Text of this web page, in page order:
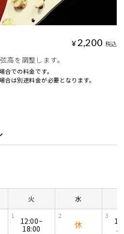
¥ 2,200 税込
高を調整します。
での料金です。
は別途料金が必要となります。
火 水
1
12:00~
18:00
2
休
3